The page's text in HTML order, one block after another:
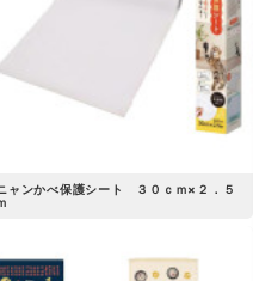
ャンかべ保護シート ３０ｃｍ×２．５